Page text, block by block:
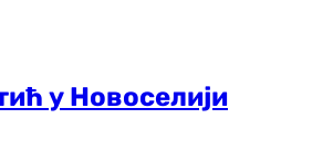
у Новоселији